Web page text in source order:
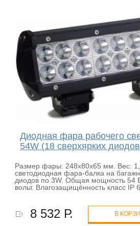
Диодная фара рабочего
54W (18 сверхярких
Размер фары: 248х80х65 мм. Вес:
светодиодная фара-балка на
диодов по 3W. Общая мощность 54
вольт. Влагозащищённость класс IP
8 532 Р. В